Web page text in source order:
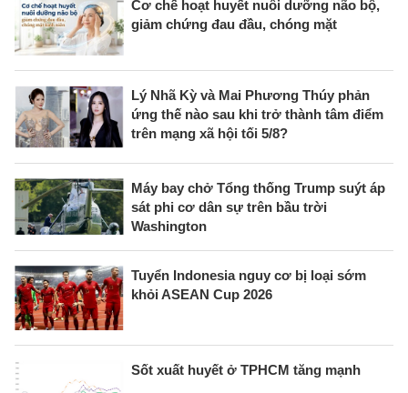
Cơ chế hoạt huyết nuôi dưỡng não bộ,
giảm chứng đau đầu, chóng mặt
Lý Nhã Kỳ và Mai Phương Thúy phản
ứng thế nào sau khi trở thành tâm điểm
trên mạng xã hội tối 5/8?
Máy bay chở Tổng thống Trump suýt áp
sát phi cơ dân sự trên bầu trời
Washington
Tuyển Indonesia nguy cơ bị loại sớm
khỏi ASEAN Cup 2026
Sốt xuất huyết ở TPHCM tăng mạnh